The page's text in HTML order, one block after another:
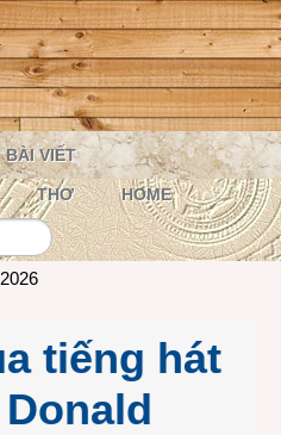
BÀI VIẾT
THƠ HOME
tiếng hát